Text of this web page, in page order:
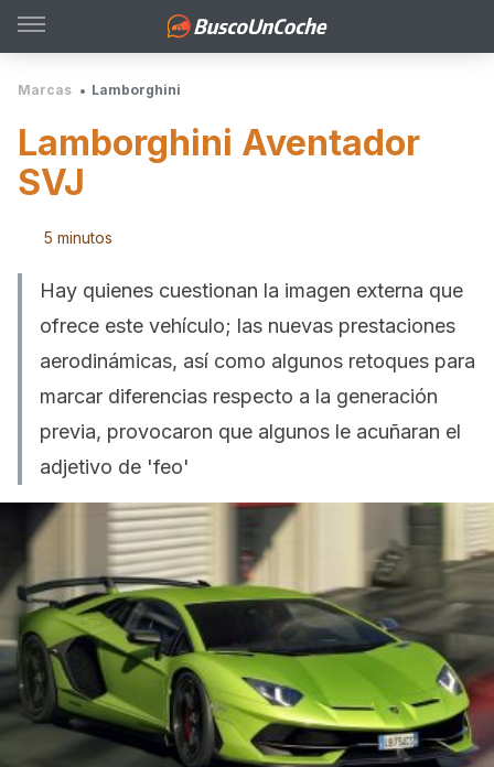
Marcas Lamborghini
Lamborghini Aventador
SVJ
5 minutos
Hay quienes cuestionan la imagen externa que
ofrece este vehículo; las nuevas prestaciones
aerodinámicas, así como algunos retoques para
marcar diferencias respecto a la generación
previa, provocaron que algunos le acuñaran el
adjetivo de 'feo'